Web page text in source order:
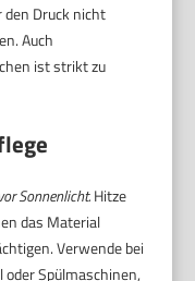
den Druck nicht
Auch
ist strikt zu
Sonnenlicht.Hitze
das Material
Verwende bei
Spülmaschinen,